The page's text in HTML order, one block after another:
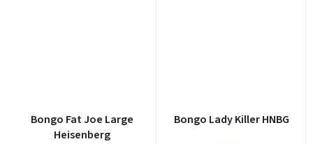
Bongo Fat Joe Large
Heisenberg
Bongo Lady Killer HNBG